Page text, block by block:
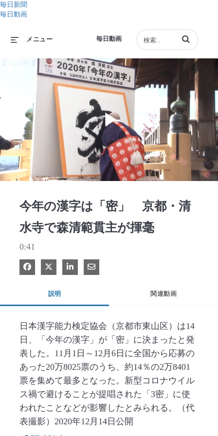
毎日新聞
毎日動画
毎日動画
メニュー 動画の検索語句
Play
今年の漢字は「密」 京都・清
水寺で森清範貫主が揮毫
0:41
Facebook で共有
Xで共有する
LinkedIn で共有
電子メールで共有
説明 関連動画
日本漢字能力検定協会（京都市東山区）は14
日、「今年の漢字」が「密」に決まったと発
表した。11月1日～12月6日に全国から応募の
あった20万8025票のうち、約14％の2万8401
票を集めて最多となった。新型コロナウイル
ス禍で避けることが提唱された「3密」に使
われたことなどが影響したとみられる。（代
表撮影）2020年12月14日公開